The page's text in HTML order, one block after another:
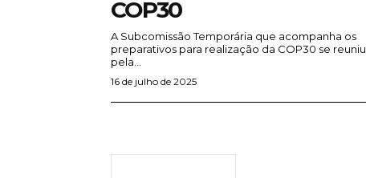
COP30
A Subcomissão Temporária que acompanha os
preparativos para realização da COP30 se reuniu
pela...
16 de julho de 2025